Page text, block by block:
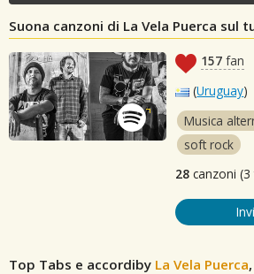
Suona canzoni di La Vela Puerca sul
157 fan
(Uruguay)
Musica
soft rock
28 canzoni
Top Tabs e accordiby La Vela Puerca